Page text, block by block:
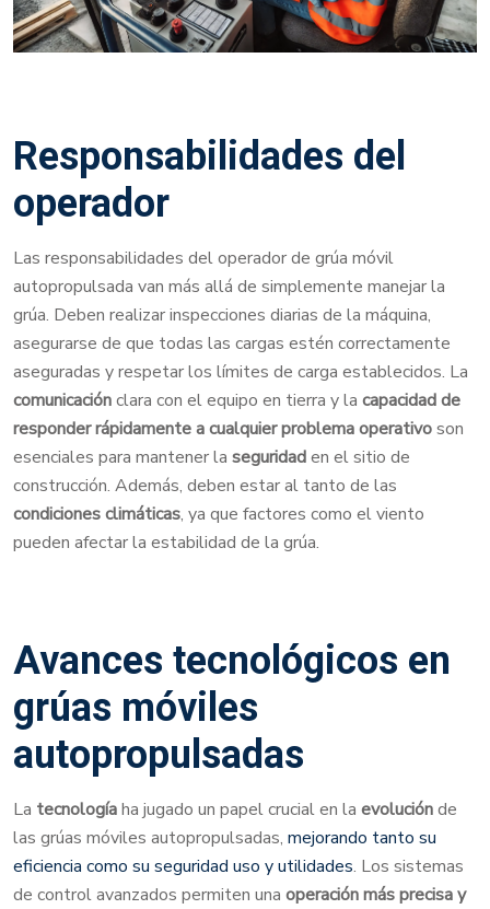
Responsabilidades del
operador
Las responsabilidades del operador de grúa móvil
autopropulsada van más allá de simplemente manejar la
grúa. Deben realizar inspecciones diarias de la máquina,
asegurarse de que todas las cargas estén correctamente
aseguradas y respetar los límites de carga establecidos. La
comunicaciónclara con el equipo en tierra y la capacidad de
responder rápidamente a cualquier problema operativoson
esenciales para mantener la seguridaden el sitio de
construcción. Además, deben estar al tanto de las
condiciones climáticas, ya que factores como el viento
pueden afectar la estabilidad de la grúa.
Avances tecnológicos en
grúas móviles
autopropulsadas
La tecnologíaha jugado un papel crucial en la evoluciónde
las grúas móviles autopropulsadas, mejorando tanto su
eficiencia como su seguridad uso y utilidades. Los sistemas
de control avanzados permiten una operación más precisa y